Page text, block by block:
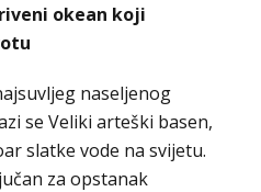
okean koji
naseljenog
se Veliki arteški basen,
slatke vode na svijetu.
za opstanak